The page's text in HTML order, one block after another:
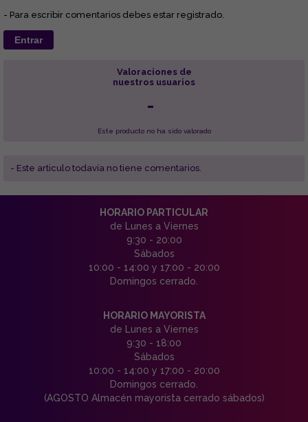
- Para escribir comentarios debes estar registrado.
Entrar
Valoraciones de
nuestros usuarios
-
Este producto no ha sido valorado
- Este articulo todavía no tiene comentarios.
HORARIO PARTICULAR
de Lunes a Viernes
9:30 - 20:00
Sábados
10:00 - 14:00 y 17:00 - 20:00
Domingos cerrado.
HORARIO MAYORISTA
de Lunes a Viernes
9:30 - 18:00
Sábados
10:00 - 14:00 y 17:00 - 20:00
Domingos cerrado.
(AGOSTO Almacén mayorista cerrado sábados)